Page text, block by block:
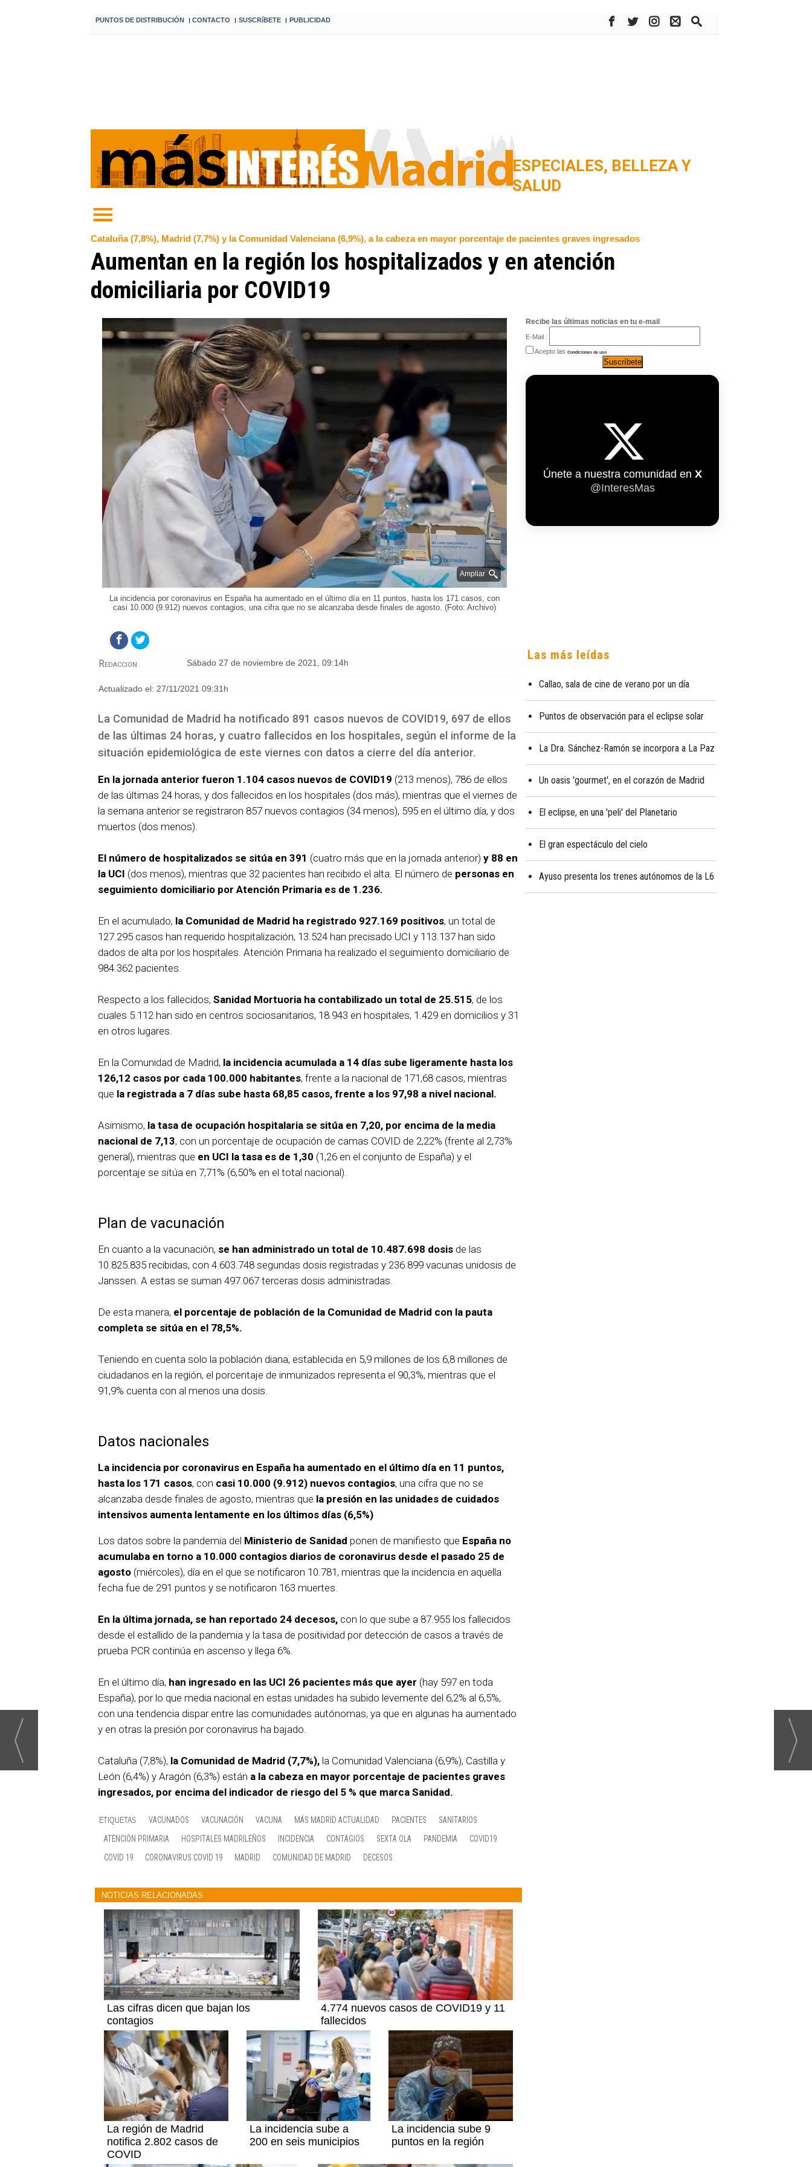
PUNTOS DE DISTRIBUCIÓN I CONTACTO I SUSCRíBETE I PUBLICIDAD
ESPECIALES, BELLEZA Y
SALUD
Cataluña (7,8%), Madrid (7,7%) y la Comunidad Valenciana (6,9%), a la cabeza en mayor porcentaje de pacientes graves ingresados
Aumentan en la región los hospitalizados y en atención
domiciliaria por COVID19
Ampliar
La incidencia por coronavirus en España ha aumentado en el último día en 11 puntos, hasta los 171 casos, con
casi 10.000 (9.912) nuevos contagios, una cifra que no se alcanzaba desde finales de agosto. (Foto: Archivo)
sábado 27 de noviembre de 2021, 09:14h
Redaccion
Actualizado el: 27/11/2021 09:31h
La Comunidad de Madrid ha notificado 891 casos nuevos de COVID19, 697 de ellos
de las últimas 24 horas, y cuatro fallecidos en los hospitales, según el informe de la
situación epidemiológica de este viernes con datos a cierre del día anterior.
En la jornada anterior fueron 1.104 casos nuevos de COVID19 (213 menos), 786 de ellos
de las últimas 24 horas, y dos fallecidos en los hospitales (dos más), mientras que el viernes de
la semana anterior se registraron 857 nuevos contagios (34 menos), 595 en el último día, y dos
muertos (dos menos).
El número de hospitalizados se sitúa en 391 (cuatro más que en la jornada anterior) y 88 en
la UCI (dos menos), mientras que 32 pacientes han recibido el alta. El número de personas en
seguimiento domiciliario por Atención Primaria es de 1.236.
En el acumulado, la Comunidad de Madrid ha registrado 927.169 positivos, un total de
127.295 casos han requerido hospitalización, 13.524 han precisado UCI y 113.137 han sido
dados de alta por los hospitales. Atención Primaria ha realizado el seguimiento domiciliario de
984.362 pacientes.
Respecto a los fallecidos, Sanidad Mortuoria ha contabilizado un total de 25.515, de los
cuales 5.112 han sido en centros sociosanitarios, 18.943 en hospitales, 1.429 en domicilios y 31
en otros lugares.
En la Comunidad de Madrid, la incidencia acumulada a 14 días sube ligeramente hasta los
126,12 casos por cada 100.000 habitantes, frente a la nacional de 171,68 casos, mientras
que la registrada a 7 días sube hasta 68,85 casos, frente a los 97,98 a nivel nacional.
Asimismo, la tasa de ocupación hospitalaria se sitúa en 7,20, por encima de la media
nacional de 7,13, con un porcentaje de ocupación de camas COVID de 2,22% (frente al 2,73%
general), mientras que en UCI la tasa es de 1,30 (1,26 en el conjunto de España) y el
porcentaje se sitúa en 7,71% (6,50% en el total nacional).
Plan de vacunación
En cuanto a la vacunación, se han administrado un total de 10.487.698 dosis de las
10.825.835 recibidas, con 4.603.748 segundas dosis registradas y 236.899 vacunas unidosis de
Janssen. A estas se suman 497.067 terceras dosis administradas.
De esta manera, el porcentaje de población de la Comunidad de Madrid con la pauta
completa se sitúa en el 78,5%.
Teniendo en cuenta solo la población diana, establecida en 5,9 millones de los 6,8 millones de
ciudadanos en la región, el porcentaje de inmunizados representa el 90,3%, mientras que el
91,9% cuenta con al menos una dosis.
Datos nacionales
La incidencia por coronavirus en España ha aumentado en el último día en 11 puntos,
hasta los 171 casos, con casi 10.000 (9.912) nuevos contagios, una cifra que no se
alcanzaba desde finales de agosto, mientras que la presión en las unidades de cuidados
intensivos aumenta lentamente en los últimos días (6,5%)
Los datos sobre la pandemia del Ministerio de Sanidad ponen de manifiesto que España no
acumulaba en torno a 10.000 contagios diarios de coronavirus desde el pasado 25 de
agosto (miércoles), día en el que se notificaron 10.781, mientras que la incidencia en aquella
fecha fue de 291 puntos y se notificaron 163 muertes.
En la última jornada, se han reportado 24 decesos, con lo que sube a 87.955 los fallecidos
desde el estallido de la pandemia y la tasa de positividad por detección de casos a través de
prueba PCR continúa en ascenso y llega 6%.
En el último día, han ingresado en las UCI 26 pacientes más que ayer (hay 597 en toda
España), por lo que media nacional en estas unidades ha subido levemente del 6,2% al 6,5%,
con una tendencia dispar entre las comunidades autónomas, ya que en algunas ha aumentado
y en otras la presión por coronavirus ha bajado.
Cataluña (7,8%), la Comunidad de Madrid (7,7%), la Comunidad Valenciana (6,9%), Castilla y
León (6,4%) y Aragón (6,3%) están a la cabeza en mayor porcentaje de pacientes graves
ingresados, por encima del indicador de riesgo del 5 % que marca Sanidad.
VACUNADOS VACUNACIÓN VACUNA MÁS MADRID ACTUALIDAD PACIENTES
SANITARIOS
ATENCIÓN PRIMARIA
HOSPITALES MADRILEÑOS INCIDENCIA CONTAGIOS SEXTA OLA PANDEMIA
COVID19
COVID 19
CORONAVIRUS COVID 19 MADRID COMUNIDAD DE MADRID DECESOS
NOTICIAS RELACIONADAS
Las cifras dicen que bajan los
contagios
4.774 nuevos casos de COVID19 y 11
fallecidos
La región de Madrid
notifica 2.802 casos de
COVID
La incidencia sube a
200 en seis municipios
La incidencia sube 9
puntos en la región
Recibe las últimas noticias en tu e-mail
E-Mail :
Acepto las Condiciones de uso
Únete a nuestra comunidad en X
@InteresMas
Las más leídas
Callao, sala de cine de verano por un día
Puntos de observación para el eclipse solar
La Dra. Sánchez-Ramón se incorpora a La Paz
Un oasis 'gourmet', en el corazón de Madrid
El eclipse, en una 'peli' del Planetario
El gran espectáculo del cielo
Ayuso presenta los trenes autónomos de la L6